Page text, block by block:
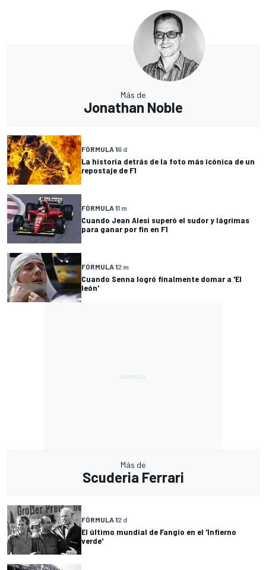
Más de
Jonathan Noble
FÓRMULA 16 d
La historia detrás de la foto más icónica de un
repostaje de F1
FÓRMULA 11 m
Cuando Jean Alesi superó el sudor y lágrimas
para ganar por fin en F1
FÓRMULA 12 m
Cuando Senna logró finalmente domar a 'El
león'
Más de
Scuderia Ferrari
FÓRMULA 12 d
El último mundial de Fangio en el 'Infierno
verde'